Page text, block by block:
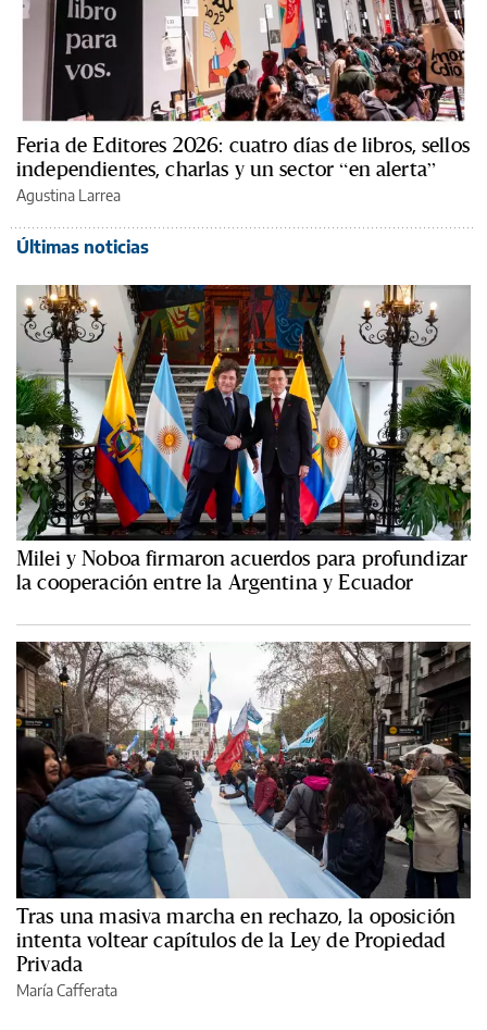
Feria de Editores 2026: cuatro días de libros, sellos
independientes, charlas y un sector “en alerta”
Agustina Larrea
Últimas noticias
Milei y Noboa firmaron acuerdos para profundizar
la cooperación entre la Argentina y Ecuador
Tras una masiva marcha en rechazo, la oposición
intenta voltear capítulos de la Ley de Propiedad
Privada
María Cafferata